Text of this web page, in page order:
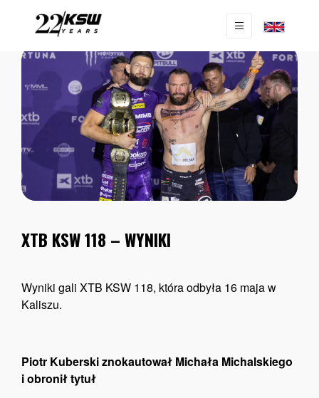
AKTUALNOŚCI
XTB KSW 118 – WYNIKI
Wyniki gali XTB KSW 118, która odbyła 16 maja w
Kaliszu.
Piotr Kuberski znokautował Michała Michalskiego
i obronił tytuł